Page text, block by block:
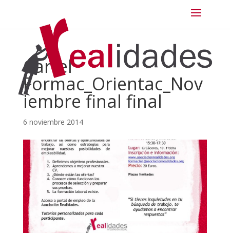
Cartel
Formac_Orientac_Nov
iembre final final
6 noviembre 2014